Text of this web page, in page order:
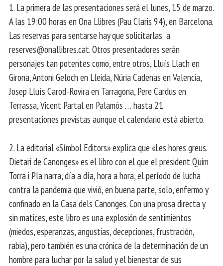
1. La primera de las presentaciones será el lunes, 15 de marzo.
A las 19:00 horas en Ona Llibres (Pau Claris 94), en Barcelona.
Las reservas para sentarse hay que solicitarlas a
reserves@onallibres.cat. Otros presentadores serán
personajes tan potentes como, entre otros, Lluís Llach en
Girona, Antoni Geloch en Lleida, Núria Cadenas en Valencia,
Josep Lluís Carod-Rovira en Tarragona, Pere Cardus en
Terrassa, Vicent Partal en Palamós … hasta 21
presentaciones previstas aunque el calendario está abierto.
2. La editorial «Símbol Editors» explica que «Les hores greus.
Dietari de Canonges» es el libro con el que el president Quim
Torra i Pla narra, día a día, hora a hora, el período de lucha
contra la pandemia que vivió, en buena parte, solo, enfermo y
confinado en la Casa dels Canonges. Con una prosa directa y
sin matices, este libro es una explosión de sentimientos
(miedos, esperanzas, angustias, decepciones, frustración,
rabia), pero también es una crónica de la determinación de un
hombre para luchar por la salud y el bienestar de sus